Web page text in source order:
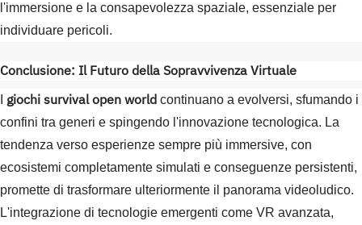
l'immersione e la consapevolezza spaziale, essenziale per
individuare pericoli.
Conclusione: Il Futuro della Sopravvivenza Virtuale
giochi survival open world continuano a evolversi, sfumando i
confini tra generi e spingendo l'innovazione tecnologica. La
tendenza verso esperienze sempre più immersive, con
ecosistemi completamente simulati e conseguenze persistenti,
promette di trasformare ulteriormente il panorama videoludico.
L'integrazione di tecnologie emergenti come VR avanzata,